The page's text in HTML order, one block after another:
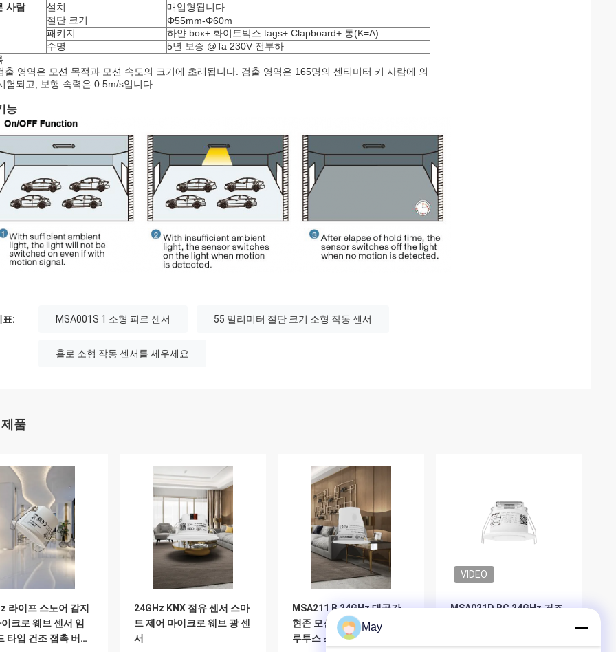
사람
설치
매입형됩니다
절단 크기
Φ55mm-Φ60m
패키지
하얀 box+ 화이트박스 tags+ Clapboard+ 통(K=A)
수명
5년 보증 @Ta 230V 전부하
출 영역은 모션 목적과 모션 속도의 크기에 초래됩니다. 검출 영역은 165명의 센티미터 키 사람에 의
험되고, 보행 속력은 0.5m/s입니다.
능
표: MSA001S 1 소형 피르 센서 55 밀리미터 절단 크기 소형 작동 센서
홀로 소형 작동 센서를 세우세요
품
라이프 스노어 감지
크로 웨브 센서 임
타입 건조 접촉 버전
24GHz KNX 점유 센서 스마
트 제어 마이크로 웨브 광 센
서
MSA211 B 24GHz 대공간
현존 모션 센서 Casambi 블
루투스 스마트 홈
VIDEO
MSA021D RC 24GHz 건조
May